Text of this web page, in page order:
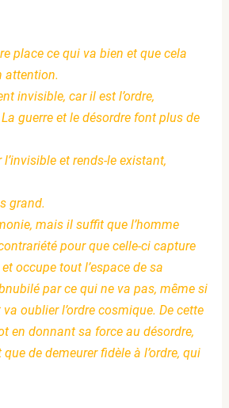
place ce qui va bien et que cela
attention.
invisible, car il est l’ordre,
guerre et le désordre font plus de
et rends-le existant,
grand.
mais il suffit que l’homme
pour que celle-ci capture
occupe tout l’espace de sa
par ce qui ne va pas, même si
oublier l’ordre cosmique. De cette
en donnant sa force au désordre,
de demeurer fidèle à l’ordre, qui